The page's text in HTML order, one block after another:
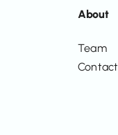
About
Team
Contact